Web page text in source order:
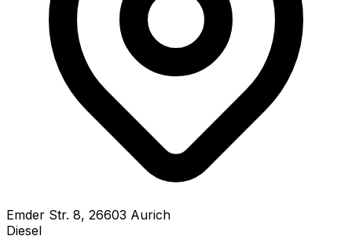
Emder Str. 8, 26603 Aurich
Diesel